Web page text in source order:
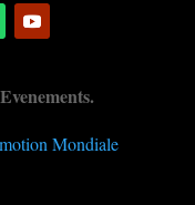
Mondiale